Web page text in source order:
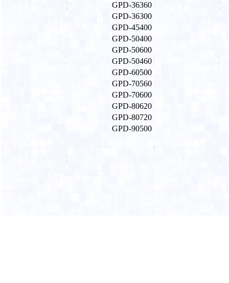
GPD-36360
GPD-36300
GPD-45400
GPD-50400
GPD-50600
GPD-50460
GPD-60500
GPD-70560
GPD-70600
GPD-80620
GPD-80720
GPD-90500